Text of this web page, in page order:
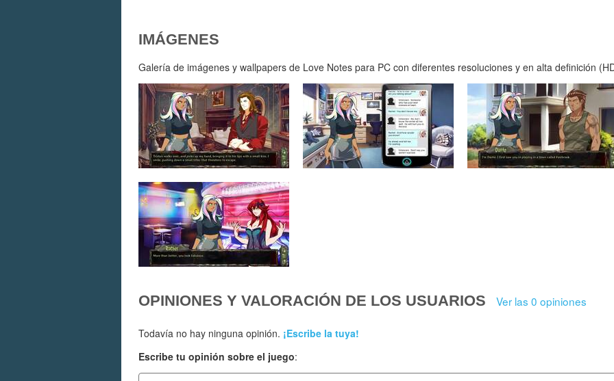
IMÁGENES
Galería de imágenes y wallpapers de Love Notes para PC con diferentes resoluciones y en alta definición
OPINIONES Y VALORACIÓN DE LOS USUARIOS Ver las 0 opiniones
Todavía no hay ninguna opinión. ¡Escribe la tuya!
Escribe tu opinión sobre el juego: